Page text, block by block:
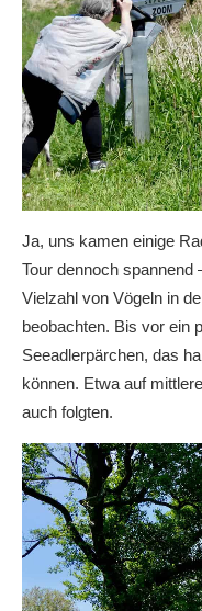
Ja, uns kamen einige
Tour dennoch spannend
Vielzahl von Vögeln in
beobachten. Bis vor ein
Seeadlerpärchen, das
können. Etwa auf
auch folgten.